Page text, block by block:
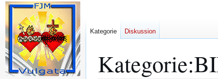
Kategorie:
Kategorie Diskussion